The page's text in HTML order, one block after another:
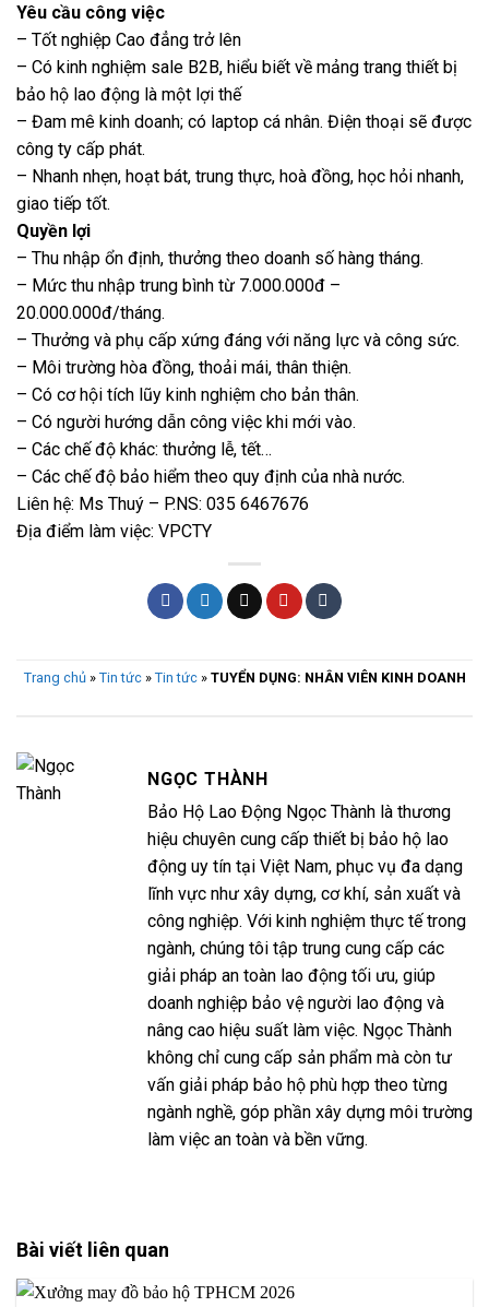
Yêu cầu công việc
– Tốt nghiệp Cao đẳng trở lên
– Có kinh nghiệm sale B2B, hiểu biết về mảng trang thiết bị
bảo hộ lao động là một lợi thế
– Đam mê kinh doanh; có laptop cá nhân. Điện thoại sẽ được
công ty cấp phát.
– Nhanh nhẹn, hoạt bát, trung thực, hoà đồng, học hỏi nhanh,
giao tiếp tốt.
Quyền lợi
– Thu nhập ổn định, thưởng theo doanh số hàng tháng.
– Mức thu nhập trung bình từ 7.000.000đ –
20.000.000đ/tháng.
– Thưởng và phụ cấp xứng đáng với năng lực và công sức.
– Môi trường hòa đồng, thoải mái, thân thiện.
– Có cơ hội tích lũy kinh nghiệm cho bản thân.
– Có người hướng dẫn công việc khi mới vào.
– Các chế độ khác: thưởng lễ, tết…
– Các chế độ bảo hiểm theo quy định của nhà nước.
Liên hệ: Ms Thuý – P.NS: 035 6467676
Địa điểm làm việc: VPCTY
Trang chủ» Tin tức» Tin tức» TUYỂN DỤNG: NHÂN VIÊN KINH DOANH
NGỌC THÀNH
Bảo Hộ Lao Động Ngọc Thành là thương
hiệu chuyên cung cấp thiết bị bảo hộ lao
động uy tín tại Việt Nam, phục vụ đa dạng
lĩnh vực như xây dựng, cơ khí, sản xuất và
công nghiệp. Với kinh nghiệm thực tế trong
ngành, chúng tôi tập trung cung cấp các
giải pháp an toàn lao động tối ưu, giúp
doanh nghiệp bảo vệ người lao động và
nâng cao hiệu suất làm việc. Ngọc Thành
không chỉ cung cấp sản phẩm mà còn tư
vấn giải pháp bảo hộ phù hợp theo từng
ngành nghề, góp phần xây dựng môi trường
làm việc an toàn và bền vững.
Bài viết liên quan